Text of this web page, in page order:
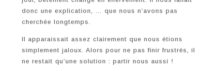
donc une explication, … que nous n’avons pas
cherchée longtemps.
Il apparaissait assez clairement que nous étions
simplement jaloux. Alors pour ne pas finir frustrés, il
ne restait qu’une solution : partir nous aussi !